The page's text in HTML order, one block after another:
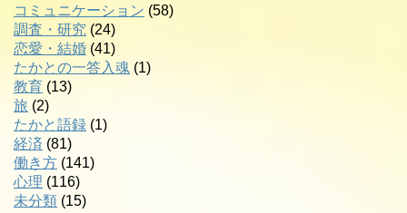
コミュニケーション (58)
調査・研究 (24)
恋愛・結婚 (41)
たかとの一答入魂 (1)
教育 (13)
旅 (2)
たかと語録 (1)
経済 (81)
働き方 (141)
心理 (116)
未分類 (15)